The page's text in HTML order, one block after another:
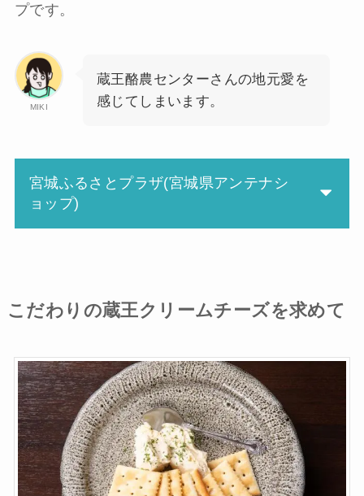
プです。
MIKI
蔵王酪農センターさんの地元愛を
感じてしまいます。
宮城ふるさとプラザ(宮城県アンテナシ
ョップ)
こだわりの蔵王クリームチーズを求めて